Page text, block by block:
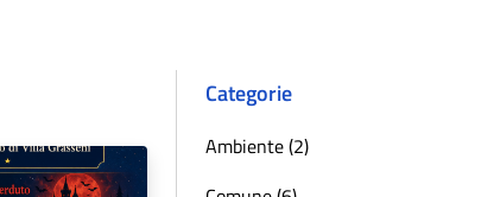
Categorie
Ambiente (2)